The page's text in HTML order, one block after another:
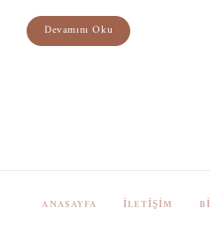
Devamını Oku
ANASAYFA İLETIŞIM